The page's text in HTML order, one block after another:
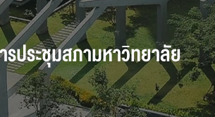
รประชุมสภามหาวิทยาลัย